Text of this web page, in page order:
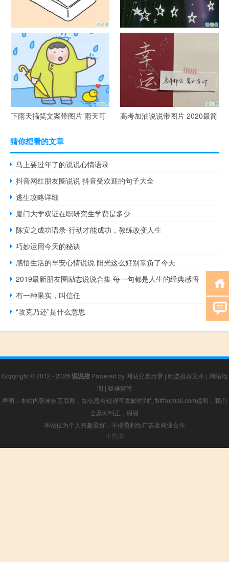
谐音梗土味情话大全带图片 油
腻搞笑的土味情话
很酷的霸气句子带图片 最新霸
气说说高冷范
下雨天搞笑文案带图片 雨天可
以发的幽默句子
高考加油说说带图片 2020最简
单励志的高考文案
猜你想看的文章
马上要过年了的说说心情语录
抖音网红朋友圈说说 抖音受欢迎的句子大全
逃生攻略详细
厦门大学双证在职研究生学费是多少
陈安之成功语录-行动才能成功，教练改变人生
巧妙运用今天的秘诀
感悟生活的早安心情说说 阳光这么好别辜负了今天
2019最新朋友圈励志说说合集 每一句都是人生的经典感悟
有一种果实，叫信任
“攻克乃还”是什么意思
Copyright © 2012 - 2026 说说控 Powered by 网站分类目录 | 精选推荐文章 | 网站地
图 | 疑难解答
声明：本站内容来自互联网，如信息有错误可发邮件到f_fb#foxmail.com说明，我们
会及时纠正，谢谢
本站仅为个人兴趣爱好，不接盈利性广告及商业合作
小男孩